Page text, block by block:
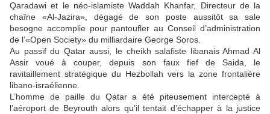
Qaradawi et le néo-islamiste Waddah Khanfar, Directeur de la
chaîne «Al-Jazira», dégagé de son poste aussitôt sa sale
besogne accomplie pour pantoufler au Conseil d’administration
de l’«Open Society» du milliardaire George Soros.
Au passif du Qatar aussi, le cheikh salafiste libanais Ahmad Al
Assir voué à couper, depuis son faux fief de Saida, le
ravitaillement stratégique du Hezbollah vers la zone frontalière
libano-israélienne.
L’homme de paille du Qatar a été piteusement intercepté à
l’aéroport de Beyrouth alors qu’il tentait d’échapper à la justice